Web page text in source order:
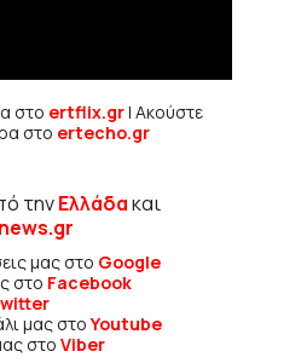
στο ertflix.gr| Ακούστε
στο ertecho.gr
τηνΕλλάδακαι
μας στο Google
στο Facebook
μας στοYoutube
στο Viber